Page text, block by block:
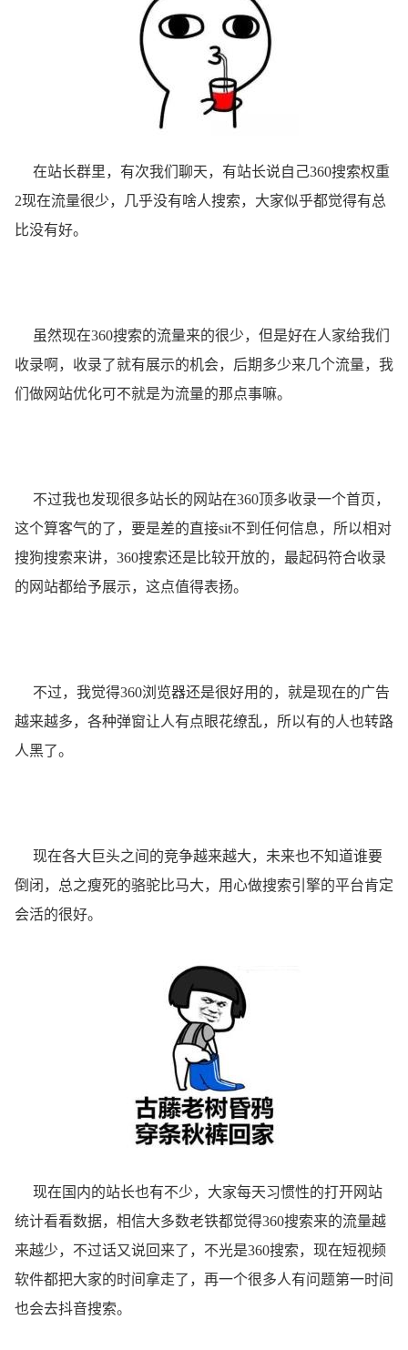
在站长群里，有次我们聊天，有站长说自己360搜索权重
2现在流量很少，几乎没有啥人搜索，大家似乎都觉得有总
比没有好。
虽然现在360搜索的流量来的很少，但是好在人家给我们
收录啊，收录了就有展示的机会，后期多少来几个流量，我
们做网站优化可不就是为流量的那点事嘛。
不过我也发现很多站长的网站在360顶多收录一个首页，
这个算客气的了，要是差的直接sit不到任何信息，所以相对
搜狗搜索来讲，360搜索还是比较开放的，最起码符合收录
的网站都给予展示，这点值得表扬。
不过，我觉得360浏览器还是很好用的，就是现在的广告
越来越多，各种弹窗让人有点眼花缭乱，所以有的人也转路
人黑了。
现在各大巨头之间的竞争越来越大，未来也不知道谁要
倒闭，总之瘦死的骆驼比马大，用心做搜索引擎的平台肯定
会活的很好。
现在国内的站长也有不少，大家每天习惯性的打开网站
统计看看数据，相信大多数老铁都觉得360搜索来的流量越
来越少，不过话又说回来了，不光是360搜索，现在短视频
软件都把大家的时间拿走了，再一个很多人有问题第一时间
也会去抖音搜索。